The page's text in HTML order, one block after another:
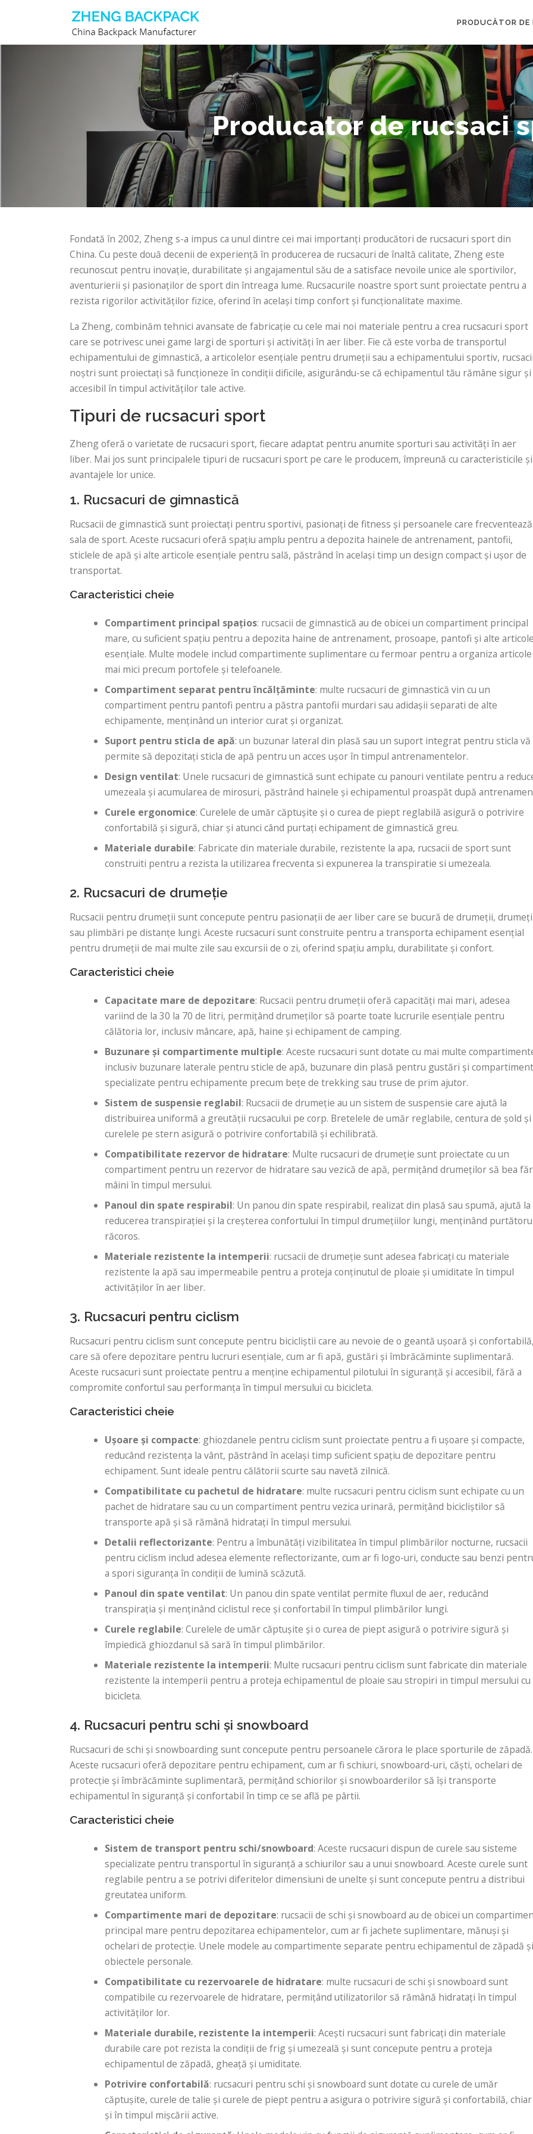
PRODUCĂTOR DE
Producator de rucsaci
Fondată în 2002, Zheng s-a impus ca unul dintre cei mai importanți producători de rucsacuri sport din
China. Cu peste două decenii de experiență în producerea de rucsacuri de înaltă calitate, Zheng este
recunoscut pentru inovație, durabilitate și angajamentul său de a satisface nevoile unice ale sportivilor,
aventurierii și pasionaților de sport din întreaga lume. Rucsacurile noastre sport sunt proiectate pentru a
rezista rigorilor activităților fizice, oferind în același timp confort și funcționalitate maxime.
La Zheng, combinăm tehnici avansate de fabricație cu cele mai noi materiale pentru a crea rucsacuri sport
care se potrivesc unei game largi de sporturi și activități în aer liber. Fie că este vorba de transportul
echipamentului de gimnastică, a articolelor esențiale pentru drumeții sau a echipamentului sportiv,
noștri sunt proiectați să funcționeze în condiții dificile, asigurându-se că echipamentul tău rămâne sigur și
accesibil în timpul activităților tale active.
Tipuri de rucsacuri sport
Zheng oferă o varietate de rucsacuri sport, fiecare adaptat pentru anumite sporturi sau activități în aer
liber. Mai jos sunt principalele tipuri de rucsacuri sport pe care le producem, împreună cu caracteristicile și
avantajele lor unice.
1. Rucsacuri de gimnastică
Rucsacii de gimnastică sunt proiectați pentru sportivi, pasionați de fitness și persoanele care frecventează
sala de sport. Aceste rucsacuri oferă spațiu amplu pentru a depozita hainele de antrenament, pantofii,
sticlele de apă și alte articole esențiale pentru sală, păstrând în același timp un design compact și ușor de
transportat.
Caracteristici cheie
Compartiment principal spațios: rucsacii de gimnastică au de obicei un compartiment principal
mare, cu suficient spațiu pentru a depozita haine de antrenament, prosoape, pantofi și alte
esențiale. Multe modele includ compartimente suplimentare cu fermoar pentru a organiza articole
mai mici precum portofele și telefoanele.
Compartiment separat pentru încălțăminte: multe rucsacuri de gimnastică vin cu un
compartiment pentru pantofi pentru a păstra pantofii murdari sau adidașii separati de alte
echipamente, menținând un interior curat și organizat.
Suport pentru sticla de apă: un buzunar lateral din plasă sau un suport integrat pentru sticla vă
permite să depozitați sticla de apă pentru un acces ușor în timpul antrenamentelor.
Design ventilat: Unele rucsacuri de gimnastică sunt echipate cu panouri ventilate pentru a
umezeala și acumularea de mirosuri, păstrând hainele și echipamentul proaspăt după
Curele ergonomice: Curelele de umăr căptușite și o curea de piept reglabilă asigură o potrivire
confortabilă și sigură, chiar și atunci când purtați echipament de gimnastică greu.
Materiale durabile: Fabricate din materiale durabile, rezistente la apa, rucsacii de sport sunt
construiti pentru a rezista la utilizarea frecventa si expunerea la transpiratie si umezeala.
2. Rucsacuri de drumeție
Rucsacii pentru drumeții sunt concepute pentru pasionații de aer liber care se bucură de drumeții,
sau plimbări pe distanțe lungi. Aceste rucsacuri sunt construite pentru a transporta echipament esențial
pentru drumeții de mai multe zile sau excursii de o zi, oferind spațiu amplu, durabilitate și confort.
Caracteristici cheie
Capacitate mare de depozitare: Rucsacii pentru drumeții oferă capacități mai mari, adesea
variind de la 30 la 70 de litri, permițând drumeților să poarte toate lucrurile esențiale pentru
călătoria lor, inclusiv mâncare, apă, haine și echipament de camping.
Buzunare și compartimente multiple: Aceste rucsacuri sunt dotate cu mai multe
inclusiv buzunare laterale pentru sticle de apă, buzunare din plasă pentru gustări și
specializate pentru echipamente precum bețe de trekking sau truse de prim ajutor.
Sistem de suspensie reglabil: Rucsacii de drumeție au un sistem de suspensie care ajută la
distribuirea uniformă a greutății rucsacului pe corp. Bretelele de umăr reglabile, centura de șold și
curelele pe stern asigură o potrivire confortabilă și echilibrată.
Compatibilitate rezervor de hidratare: Multe rucsacuri de drumeție sunt proiectate cu un
compartiment pentru un rezervor de hidratare sau vezică de apă, permițând drumeților să bea
mâini în timpul mersului.
Panoul din spate respirabil: Un panou din spate respirabil, realizat din plasă sau spumă, ajută la
reducerea transpirației și la creșterea confortului în timpul drumețiilor lungi, menținând
răcoros.
Materiale rezistente la intemperii: rucsacii de drumeție sunt adesea fabricați cu materiale
rezistente la apă sau impermeabile pentru a proteja conținutul de ploaie și umiditate în timpul
activităților în aer liber.
3. Rucsacuri pentru ciclism
Rucsacuri pentru ciclism sunt concepute pentru bicicliștii care au nevoie de o geantă ușoară și
care să ofere depozitare pentru lucruri esențiale, cum ar fi apă, gustări și îmbrăcăminte suplimentară.
Aceste rucsacuri sunt proiectate pentru a menține echipamentul pilotului în siguranță și accesibil, fără a
compromite confortul sau performanța în timpul mersului cu bicicleta.
Caracteristici cheie
Ușoare și compacte: ghiozdanele pentru ciclism sunt proiectate pentru a fi ușoare și compacte,
reducând rezistența la vânt, păstrând în același timp suficient spațiu de depozitare pentru
echipament. Sunt ideale pentru călătorii scurte sau navetă zilnică.
Compatibilitate cu pachetul de hidratare: multe rucsacuri pentru ciclism sunt echipate cu un
pachet de hidratare sau cu un compartiment pentru vezica urinară, permițând bicicliștilor să
transporte apă și să rămână hidratați în timpul mersului.
Detalii reflectorizante: Pentru a îmbunătăți vizibilitatea în timpul plimbărilor nocturne, rucsacii
pentru ciclism includ adesea elemente reflectorizante, cum ar fi logo-uri, conducte sau benzi
a spori siguranța în condiții de lumină scăzută.
Panoul din spate ventilat: Un panou din spate ventilat permite fluxul de aer, reducând
transpirația și menținând ciclistul rece și confortabil în timpul plimbărilor lungi.
Curele reglabile: Curelele de umăr căptușite și o curea de piept asigură o potrivire sigură și
împiedică ghiozdanul să sară în timpul plimbărilor.
Materiale rezistente la intemperii: Multe rucsacuri pentru ciclism sunt fabricate din materiale
rezistente la intemperii pentru a proteja echipamentul de ploaie sau stropiri in timpul mersului cu
bicicleta.
4. Rucsacuri pentru schi și snowboard
Rucsacuri de schi și snowboarding sunt concepute pentru persoanele cărora le place sporturile de zăpadă.
Aceste rucsacuri oferă depozitare pentru echipament, cum ar fi schiuri, snowboard-uri, căști, ochelari de
protecție și îmbrăcăminte suplimentară, permițând schiorilor și snowboarderilor să își transporte
echipamentul în siguranță și confortabil în timp ce se află pe pârtii.
Caracteristici cheie
Sistem de transport pentru schi/snowboard: Aceste rucsacuri dispun de curele sau sisteme
specializate pentru transportul în siguranță a schiurilor sau a unui snowboard. Aceste curele sunt
reglabile pentru a se potrivi diferitelor dimensiuni de unelte și sunt concepute pentru a distribui
greutatea uniform.
Compartimente mari de depozitare: rucsacii de schi și snowboard au de obicei un
principal mare pentru depozitarea echipamentelor, cum ar fi jachete suplimentare, mănuși și
ochelari de protecție. Unele modele au compartimente separate pentru echipamentul de zăpadă
obiectele personale.
Compatibilitate cu rezervoarele de hidratare: multe rucsacuri de schi și snowboard sunt
compatibile cu rezervoarele de hidratare, permițând utilizatorilor să rămână hidratați în timpul
activităților lor.
Materiale durabile, rezistente la intemperii: Acești rucsacuri sunt fabricați din materiale
durabile care pot rezista la condiții de frig și umezeală și sunt concepute pentru a proteja
echipamentul de zăpadă, gheață și umiditate.
Potrivire confortabilă: rucsacuri pentru schi și snowboard sunt dotate cu curele de umăr
căptușite, curele de talie și curele de piept pentru a asigura o potrivire sigură și confortabilă, chiar
și în timpul mișcării active.